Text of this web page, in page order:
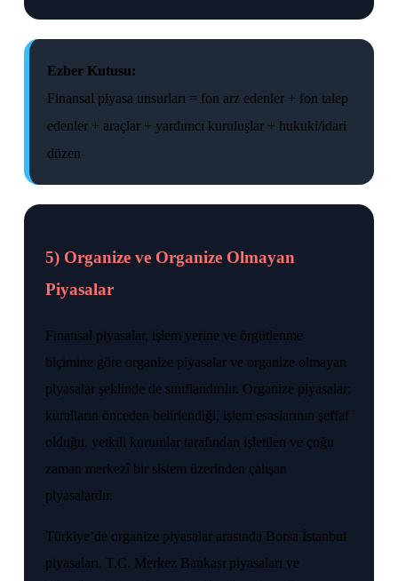
Ezber Kutusu:
Finansal piyasa unsurları = fon arz edenler + fon talep
edenler + araçlar + yardımcı kuruluşlar + hukuki/idari
düzen
5) Organize ve Organize Olmayan
Piyasalar
Finansal piyasalar, işlem yerine ve örgütlenme
biçimine göre organize piyasalar ve organize olmayan
piyasalar şeklinde de sınıflandırılır. Organize piyasalar;
kuralların önceden belirlendiği, işlem esaslarının şeffaf
olduğu, yetkili kurumlar tarafından işletilen ve çoğu
zaman merkezî bir sistem üzerinden çalışan
piyasalardır.
Türkiye’de organize piyasalar arasında Borsa İstanbul
piyasaları, T.C. Merkez Bankası piyasaları ve